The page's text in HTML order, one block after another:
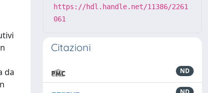
da
https://hdl.handle.net/11386/2261
061
Citazioni
ND